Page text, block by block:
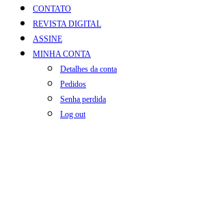
CONTATO
REVISTA DIGITAL
ASSINE
MINHA CONTA
Detalhes da conta
Pedidos
Senha perdida
Log out